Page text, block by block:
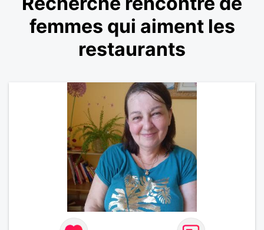
femmes qui aiment les
restaurants